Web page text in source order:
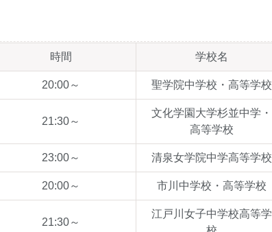
時間 学校名
20:00～ 聖学院中学校・高等学校
21:30～
文化学園大学杉並中学・
高等学校
23:00～ 清泉女学院中学高等学校
20:00～ 市川中学校・高等学校
21:30～
江戸川女子中学校高等学